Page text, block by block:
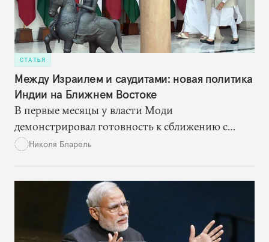
СТАТЬЯ
Между Израилем и саудитами: новая политика
Индии на Ближнем Востоке
В первые месяцы у власти Моди
демонстрировал готовность к сближению с
Израилем. Но теперь, похоже, он несколько
области безопасности больше зависят от
сотрудничества со странами Залива
Николя Бларель